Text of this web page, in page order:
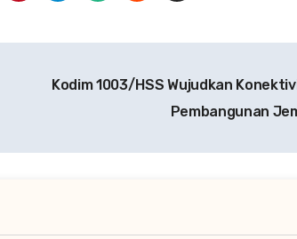
Kodim 1003/HSS Wujudkan
Pembangunan